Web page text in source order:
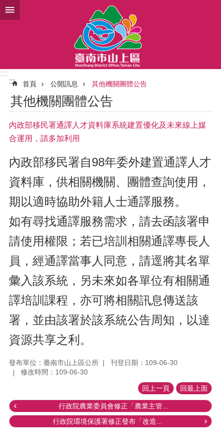
跳到主要內容區塊
:::
:::
首頁 公開訊息 其他機關團體公告
其他機關團體公告
內政部移民署通譯人才資料庫系統建置優化及未來線上媒
合運用，請多加利用
內政部移民署自98年委外建置通譯人才
資料庫，供相關機關、團體查詢使用，
期以適時協助外籍人士通譯服務。
如有尋找通譯服務需求，請去函該署申
請使用權限；若已培訓相關通譯專長人
員，經通譯當事人同意，請逕將其名單
彙入該系統，另未來如各單位有相關通
譯培訓課程，亦可將相關訊息傳送該
署，並由該署於該系統公告周知，以達
資源共享之利。
發布單位：臺南市山上區公所
刊登日期：109-06-30
修改時間：109-06-30
回上一頁 回最上面
行政院農業委員會修正「農業主管...
行政院環境保護署修正發布「改造...